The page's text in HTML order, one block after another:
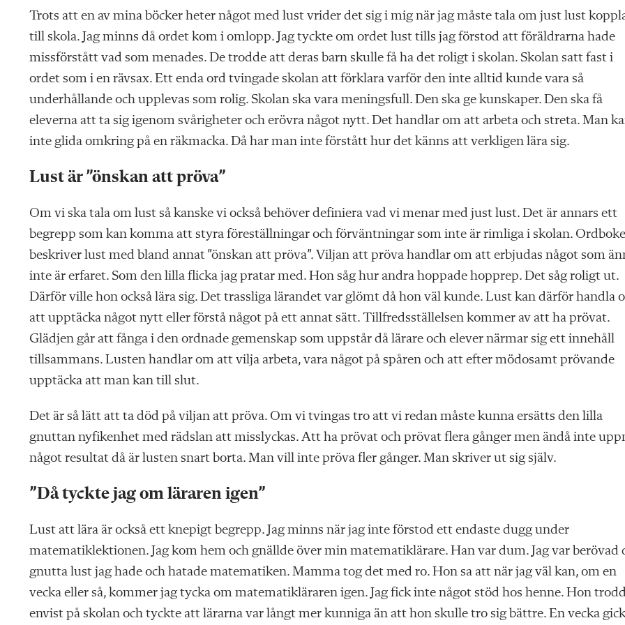
Trots att en av mina böcker heter något med lust vrider det sig i mig när jag måste tala om just lust
till skola. Jag minns då ordet kom i omlopp. Jag tyckte om ordet lust tills jag förstod att föräldrarna hade
missförstått vad som menades. De trodde att deras barn skulle få ha det roligt i skolan. Skolan satt fast i
ordet som i en rävsax. Ett enda ord tvingade skolan att förklara varför den inte alltid kunde vara så
underhållande och upplevas som rolig. Skolan ska vara meningsfull. Den ska ge kunskaper. Den ska få
eleverna att ta sig igenom svårigheter och erövra något nytt. Det handlar om att arbeta och streta. Man
inte glida omkring på en räkmacka. Då har man inte förstått hur det känns att verkligen lära sig.
Lust är ”önskan att pröva”
Om vi ska tala om lust så kanske vi också behöver definiera vad vi menar med just lust. Det är annars ett
begrepp som kan komma att styra föreställningar och förväntningar som inte är rimliga i skolan.
beskriver lust med bland annat ”önskan att pröva”. Viljan att pröva handlar om att erbjudas något som
inte är erfaret. Som den lilla flicka jag pratar med. Hon såg hur andra hoppade hopprep. Det såg roligt ut.
Därför ville hon också lära sig. Det trassliga lärandet var glömt då hon väl kunde. Lust kan därför handla
att upptäcka något nytt eller förstå något på ett annat sätt. Tillfredsställelsen kommer av att ha prövat.
Glädjen går att fånga i den ordnade gemenskap som uppstår då lärare och elever närmar sig ett innehåll
tillsammans. Lusten handlar om att vilja arbeta, vara något på spåren och att efter mödosamt prövande
upptäcka att man kan till slut.
Det är så lätt att ta död på viljan att pröva. Om vi tvingas tro att vi redan måste kunna ersätts den lilla
gnuttan nyfikenhet med rädslan att misslyckas. Att ha prövat och prövat flera gånger men ändå inte
något resultat då är lusten snart borta. Man vill inte pröva fler gånger. Man skriver ut sig själv.
”Då tyckte jag om läraren igen”
Lust att lära är också ett knepigt begrepp. Jag minns när jag inte förstod ett endaste dugg under
matematiklektionen. Jag kom hem och gnällde över min matematiklärare. Han var dum. Jag var berövad
gnutta lust jag hade och hatade matematiken. Mamma tog det med ro. Hon sa att när jag väl kan, om en
vecka eller så, kommer jag tycka om matematikläraren igen. Jag fick inte något stöd hos henne. Hon
envist på skolan och tyckte att lärarna var långt mer kunniga än att hon skulle tro sig bättre. En vecka gick